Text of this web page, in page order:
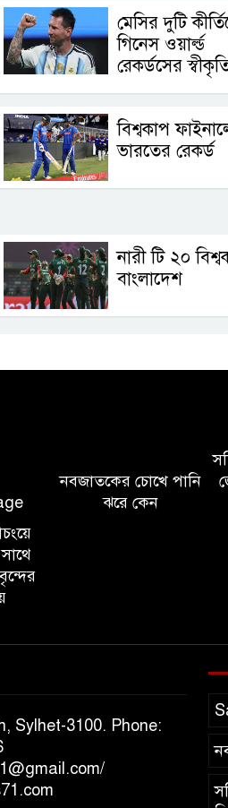
মেসির দুটি
গিনেস ওয়ার্ল্ড
রেকর্ডসের
বিশ্বকাপ
ভারতের রেকর্ড
নারী টি ২০
বাংলাদেশ
নবজাতকের চোখে পানি
ঝরে কেন
Sylhet-3100. Phone: